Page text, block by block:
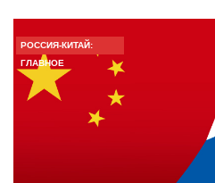
РОССИЯ-КИТАЙ:
ГЛАВНОЕ